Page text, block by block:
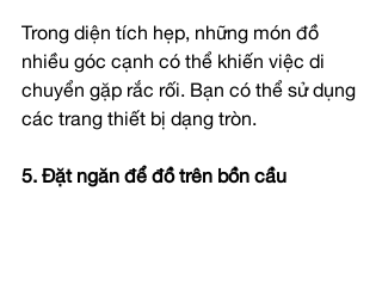
Trong diện tích hẹp, những món đồ
nhiều góc cạnh có thể khiến việc di
chuyển gặp rắc rối. Bạn có thể sử dụng
các trang thiết bị dạng tròn.
5. Đặt ngăn để đồ trên bồn cầu